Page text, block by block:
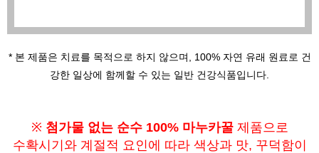
* 본 제품은 치료를 목적으로 하지 않으며, 100% 자연 유래 원료로 건
강한 일상에 함께할 수 있는 일반 건강식품입니다.
※ 첨가물 없는 순수 100% 마누카꿀제품으로
수확시기와 계절적 요인에 따라 색상과 맛, 꾸덕함이